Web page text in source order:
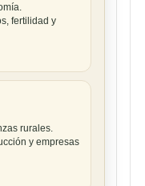
fertilidad y
rurales.
y empresas